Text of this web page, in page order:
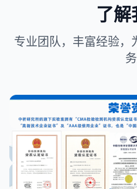
了
专业团队，丰富经验，
务